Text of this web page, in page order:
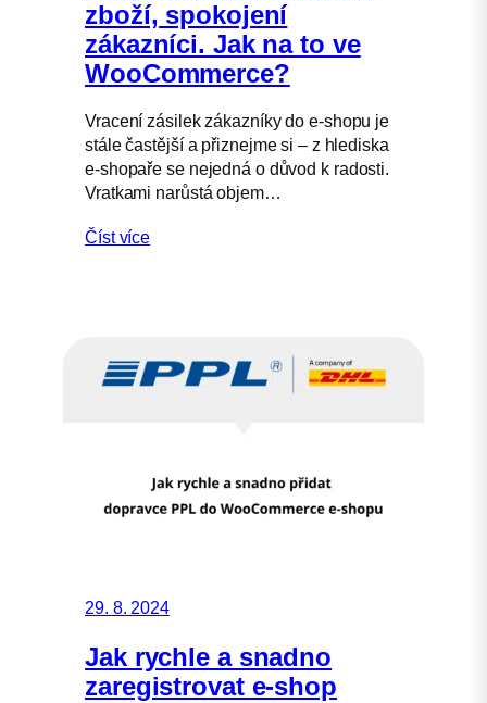
zboží, spokojení
zákazníci. Jak na to ve
WooCommerce?
Vracení zásilek zákazníky do e-shopu je
stále častější a přiznejme si – z hlediska
e-shopaře se nejedná o důvod k radosti.
Vratkami narůstá objem…
Číst více
29. 8. 2024
Jak rychle a snadno
zaregistrovat e-shop